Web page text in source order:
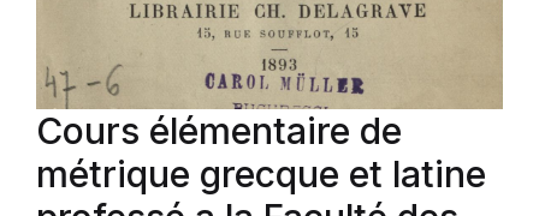
Cours élémentaire de
métrique grecque et latine